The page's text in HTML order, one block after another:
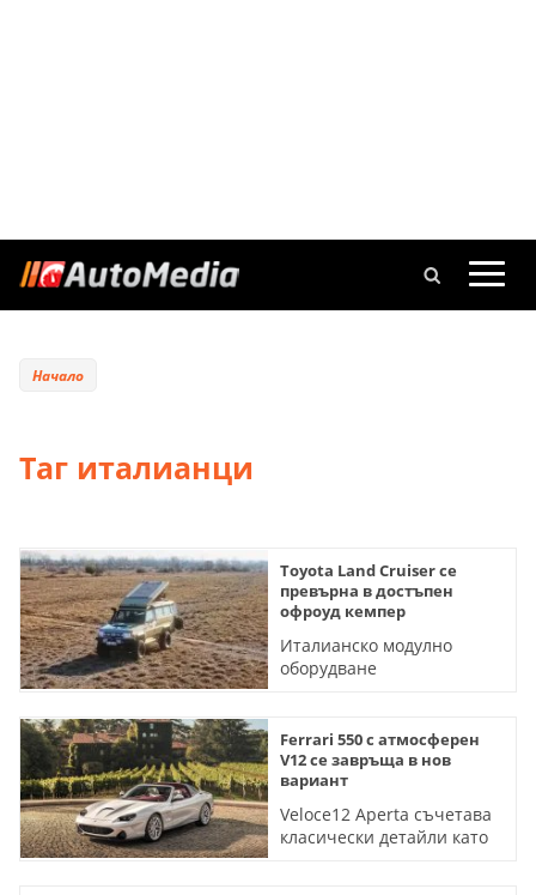
Начало
Таг италианци
Toyota Land Cruiser се
превърна в достъпен
офроуд кемпер
Италианско модулно
оборудване
срещу по-малко от 10 000
евро (ВИДЕО)
Ferrari 550 с атмосферен
V12 се завръща в нов
вариант
Veloce12 Aperta съчетава
класически детайли като